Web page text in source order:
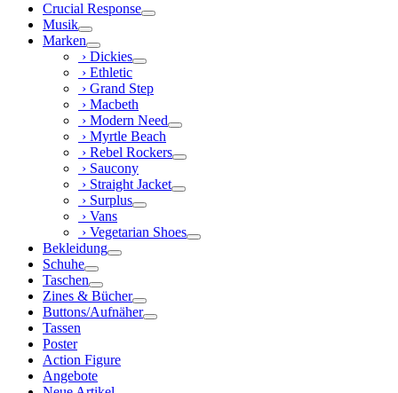
Crucial Response
Musik
Marken
› Dickies
› Ethletic
› Grand Step
› Macbeth
› Modern Need
› Myrtle Beach
› Rebel Rockers
› Saucony
› Straight Jacket
› Surplus
› Vans
› Vegetarian Shoes
Bekleidung
Schuhe
Taschen
Zines & Bücher
Buttons/Aufnäher
Tassen
Poster
Action Figure
Angebote